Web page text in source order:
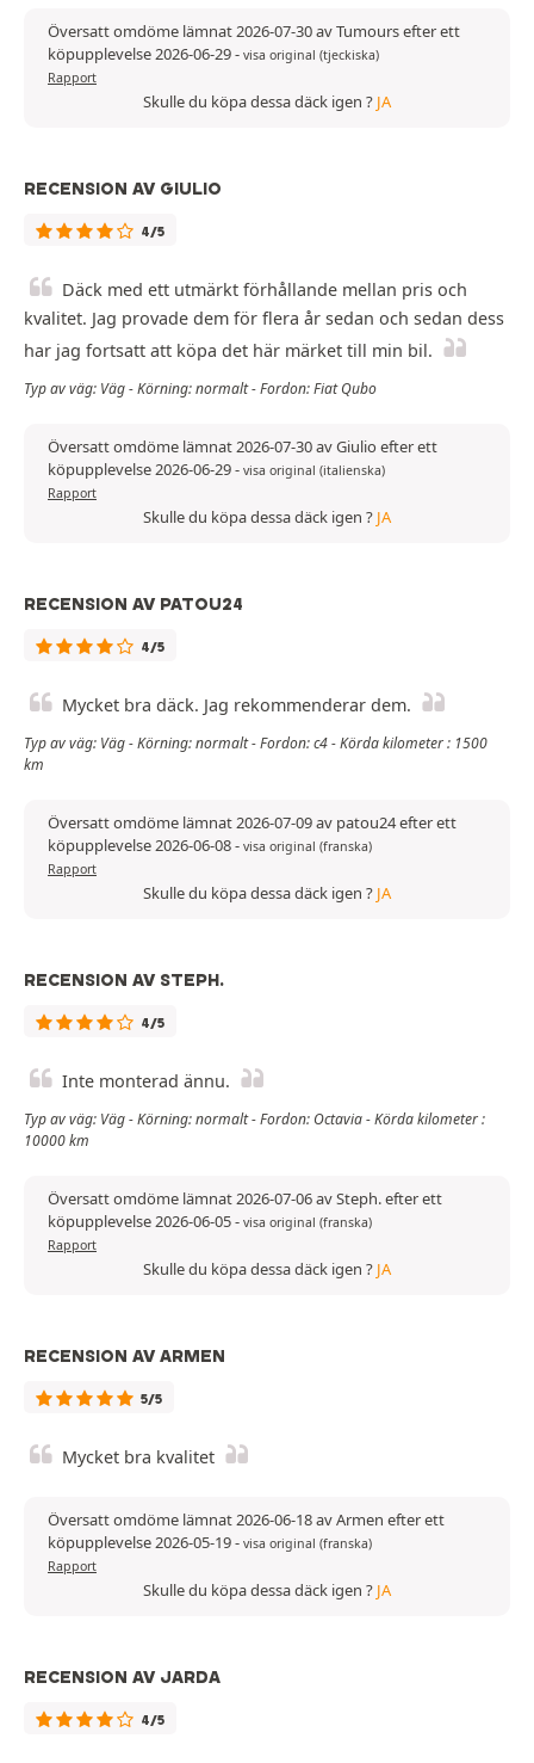
Översatt omdöme lämnat 2026-07-30 av Tumours efter ett
köpupplevelse 2026-06-29- visa original (tjeckiska)
Rapport
Skulle du köpa dessa däck igen ? JA
RECENSION AV GIULIO
4/5
Däck med ett utmärkt förhållande mellan pris och
kvalitet. Jag provade dem för flera år sedan och sedan dess
har jag fortsatt att köpa det här märket till min bil.
Typ av väg: Väg - Körning: normalt - Fordon: Fiat Qubo
Översatt omdöme lämnat 2026-07-30 av Giulio efter ett
köpupplevelse 2026-06-29- visa original (italienska)
Rapport
Skulle du köpa dessa däck igen ? JA
RECENSION AV PATOU24
4/5
Mycket bra däck. Jag rekommenderar dem.
Typ av väg: Väg - Körning: normalt - Fordon: c4 - Körda kilometer : 1500
km
Översatt omdöme lämnat 2026-07-09 av patou24 efter ett
köpupplevelse 2026-06-08- visa original (franska)
Rapport
Skulle du köpa dessa däck igen ? JA
RECENSION AV STEPH.
4/5
Inte monterad ännu.
Typ av väg: Väg - Körning: normalt - Fordon: Octavia - Körda kilometer :
10000 km
Översatt omdöme lämnat 2026-07-06 av Steph. efter ett
köpupplevelse 2026-06-05- visa original (franska)
Rapport
Skulle du köpa dessa däck igen ? JA
RECENSION AV ARMEN
5/5
Mycket bra kvalitet
Översatt omdöme lämnat 2026-06-18 av Armen efter ett
köpupplevelse 2026-05-19- visa original (franska)
Rapport
Skulle du köpa dessa däck igen ? JA
RECENSION AV JARDA
4/5